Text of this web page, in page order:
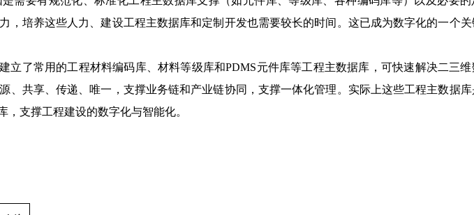
培养这些人力、建设工程主数据库和定制开发也需要较长的时间。这已成为数字化的一个
立了常用的工程材料编码库、材料等级库和PDMS元件库等工程主数据库，可快速解决二三
共享、传递、唯一，支撑业务链和产业链协同，支撑一体化管理。实际上这些工程主数据
支撑工程建设的数字化与智能化。